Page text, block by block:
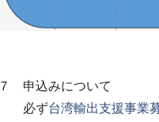
７ 申込みについて
必ず台湾輸出支援事業